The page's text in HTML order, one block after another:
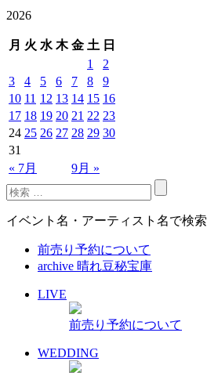
2026
月 火 水 木 金 土 日
« 7月 9月 »
1
2
3
4 5 6 7 8
9
10 11 12 13 14 15 16
17 18 19 20 21 22 23
24 25 26 27 28 29 30
31
イベント名・アーティスト名で検索
前売り予約について
archive 晴れ豆秘宝庫
LIVE
前売り予約について
WEDDING